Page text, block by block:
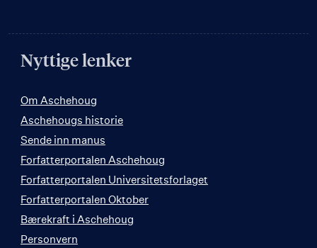
Nyttige lenker
Om Aschehoug
Aschehougs historie
Sende inn manus
Forfatterportalen Aschehoug
Forfatterportalen Universitetsforlaget
Forfatterportalen Oktober
Bærekraft i Aschehoug
Personvern